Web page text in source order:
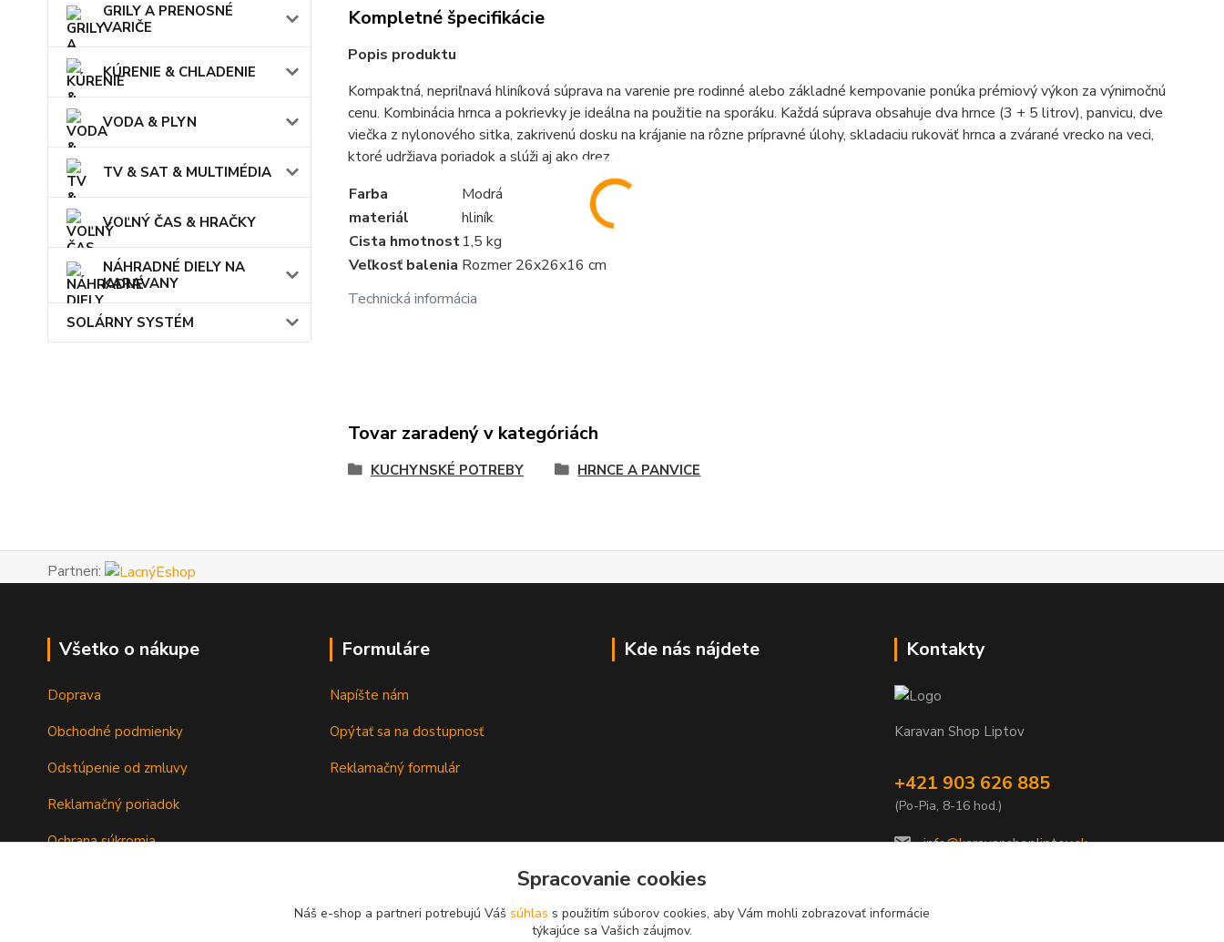
GRILY A PRENOSNÉ
VARIČE
KÚRENIE & CHLADENIE
VODA & PLYN
TV & SAT & MULTIMÉDIA
VOĽNÝ ČAS & HRAČKY
NÁHRADNÉ DIELY NA
KARAVANY
SOLÁRNY SYSTÉM
Kompletné špecifikácie
Popis produktu
Kompaktná, nepriľnavá hliníková súprava na varenie pre rodinné alebo základné kempovanie ponúka prémiový výkon za výnimočnú
cenu. Kombinácia hrnca a pokrievky je ideálna na použitie na sporáku. Každá súprava obsahuje dva hrnce (3 + 5 litrov), panvicu, dve
viečka z nylonového sitka, zakrivenú dosku na krájanie na rôzne prípravné úlohy, skladaciu rukoväť hrnca a zvárané vrecko na veci,
ktoré udržiava poriadok a slúži aj ako drez. .
Technická informácia
Farba
Modrá
materiál
hliník
Cista hmotnost1,5 kg
Veľkosť balenia Rozmer 26x26x16 cm
Tovar zaradený v kategóriách
KUCHYNSKÉ POTREBY HRNCE A PANVICE
Partneri:
Všetko o nákupe
Doprava
Obchodné podmienky
Odstúpenie od zmluvy
Reklamačný poriadok
Ochrana súkromia
Formuláre
Napíšte nám
Opýtať sa na dostupnosť
Reklamačný formulár
Kde nás nájdete Kontakty
Karavan Shop Liptov
+421 903 626 885
(Po-Pia, 8-16 hod.)
info@karavanshopliptov.sk
Spracovanie cookies
Náš e-shop a partneri potrebujú Váš súhlas s použitím súborov cookies, aby Vám mohli zobrazovať informácie
týkajúce sa Vašich záujmov.